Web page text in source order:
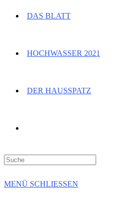
DAS BLATT
HOCHWASSER 2021
DER HAUSSPATZ
Suche
nach:
MENÜ SCHLIESSEN